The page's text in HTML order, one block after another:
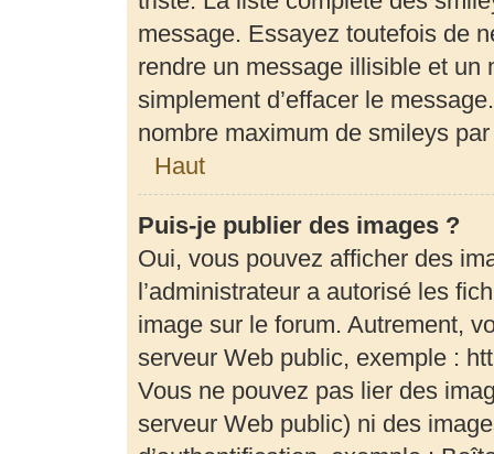
message. Essayez toutefois de
rendre un message illisible et un
simplement d’effacer le
nombre maximum de smileys
Haut
Puis-je publier des images ?
Oui, vous pouvez afficher des
l’administrateur a autorisé les
image sur le forum. Autrement,
serveur Web public, exemple :
Vous ne pouvez pas lier des
serveur Web public) ni des